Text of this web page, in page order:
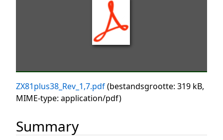
ZX81plus38_Rev_1,7.pdf(bestandsgrootte: 319 kB,
MIME-type: application/pdf)
Summary